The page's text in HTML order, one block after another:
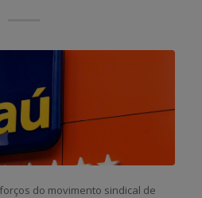
do movimento sindical de